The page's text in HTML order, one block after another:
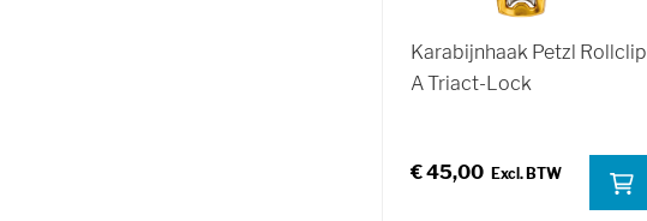
Karabijnhaak Petzl Rollclip
A Triact-Lock
€ 45,00